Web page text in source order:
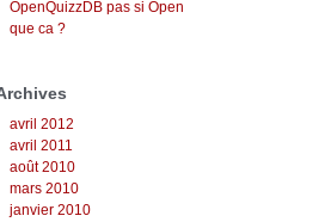
OpenQuizzDB pas si Open
que ca ?
avril 2012
avril 2011
août 2010
mars 2010
janvier 2010